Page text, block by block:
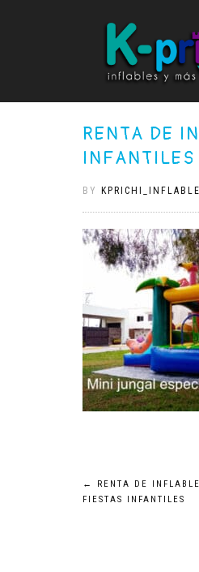
RENTA DE
INFANTILES
BY
Navegación
←
RENTA DE
FIESTAS INFANTILES